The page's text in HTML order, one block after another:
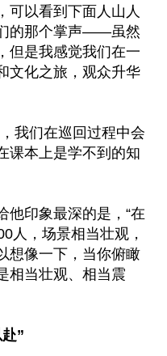
可以看到下面人山人
的那个掌声——虽然
但是我感觉我们在一
文化之旅，观众升华
我们在巡回过程中会
课本上是学不到的知
他印象最深的是，“在
人，场景相当壮观，
想像一下，当你俯瞰
相当壮观、相当震
”